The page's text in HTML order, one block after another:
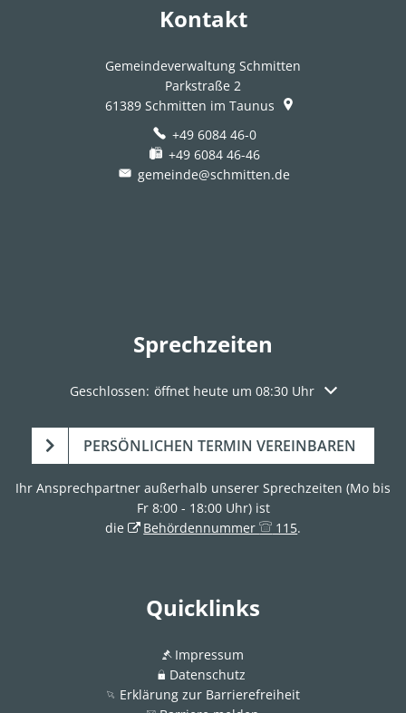
Kontakt
Gemeindeverwaltung Schmitten
Parkstraße 2
61389 Schmitten im Taunus
+49 6084 46-0
+49 6084 46-46
gemeinde@schmitten.de
Sprechzeiten
Klicken, um weitere Öffnungs- oder Schließzeiten
Geschlossen: öffnet heute um 08:30 Uhr
PERSÖNLICHEN TERMIN VEREINBAREN
Ihr Ansprechpartner außerhalb unserer Sprechzeiten (Mo bis
Fr 8:00 - 18:00 Uhr) ist
die
Behördennummer 115.
Quicklinks
Impressum
Datenschutz
Erklärung zur Barrierefreiheit